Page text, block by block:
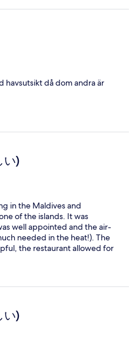
havsutsikt då dom andra är
い)
in the Maldives and
of the islands. It was
well appointed and the air-
needed in the heat!). The
the restaurant allowed for
helpful with my food
this hotel to people passing
い)